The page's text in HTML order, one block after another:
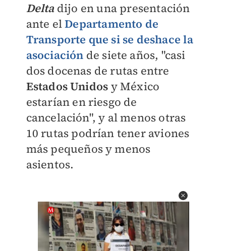
Deltadijo en una presentación
ante elDepartamento de
Transporte que si se deshace la
asociación de siete años, "casi
dos docenas de rutas entre
Estados Unidos y México
estarían en riesgo de
cancelación", y al menos otras
10 rutas podrían tener aviones
más pequeños y menos
asientos.